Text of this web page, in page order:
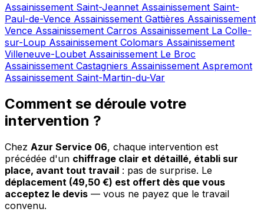
Assainissement Saint-Jeannet Assainissement Saint-
Paul-de-Vence Assainissement Gattières Assainissement
Vence Assainissement Carros Assainissement La Colle-
sur-Loup Assainissement Colomars Assainissement
Villeneuve-Loubet Assainissement Le Broc
Assainissement Castagniers Assainissement Aspremont
Assainissement Saint-Martin-du-Var
Comment se déroule votre
intervention ?
Chez Azur Service 06, chaque intervention est
précédée d'un chiffrage clair et détaillé, établi sur
place, avant tout travail : pas de surprise. Le
déplacement (49,50 €) est offert dès que vous
acceptez le devis — vous ne payez que le travail
convenu.